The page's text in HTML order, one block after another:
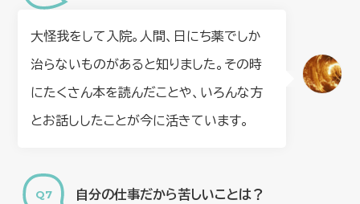
大怪我をして入院。人間、日にち薬でしか
治らないものがあると知りました。その時
にたくさん本を読んだことや、いろんな方
とお話ししたことが今に活きています。
自分の仕事だから苦しいことは？